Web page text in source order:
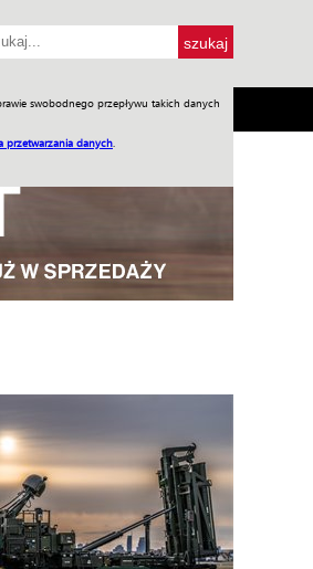
swobodnego przepływu takich danych
przetwarzania danych
Praca w WIW